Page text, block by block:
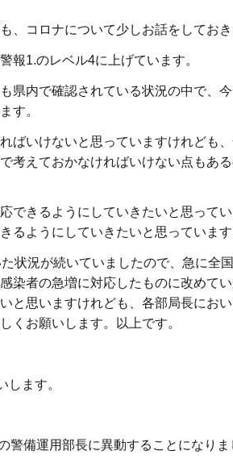
コロナについて少しお話をしておき
1.のレベル4に上げています。
内で確認されている状況の中で、
す。
いけないと思っていますけれども
考えておかなければいけない点もあ
きるようにしていきたいと思って
るようにしていきたいと思っています
状況が続いていましたので、急に全
染者の急増に対応したものに改めて
と思いますけれども、各部局長にお
くお願いします。以上です。
ます。
備運用部長に異動することになりま